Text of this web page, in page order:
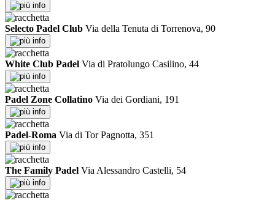
info
Selecto Padel Club Via della Tenuta di Torrenova, 90
info
White Club Padel Via di Pratolungo Casilino, 44
info
Padel Zone Collatino Via dei Gordiani, 191
info
Padel-Roma Via di Tor Pagnotta, 351
info
The Family Padel Via Alessandro Castelli, 54
info